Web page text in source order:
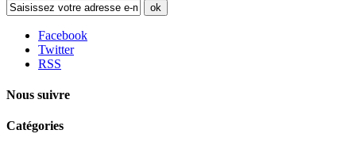
ok
Facebook
Twitter
RSS
Nous suivre
Catégories